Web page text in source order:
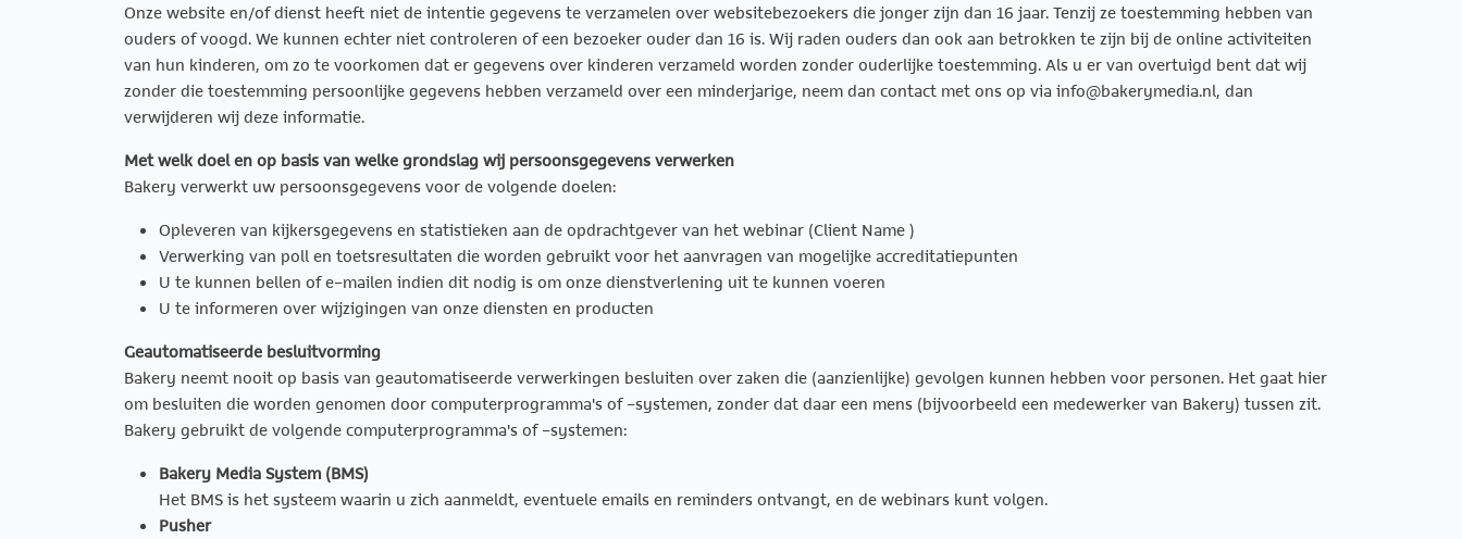
Onze website en/of dienst heeft niet de intentie gegevens te verzamelen over websitebezoekers die jonger zijn dan 16 jaar. Tenzij ze toestemming hebben van
ouders of voogd. We kunnen echter niet controleren of een bezoeker ouder dan 16 is. Wij raden ouders dan ook aan betrokken te zijn bij de online activiteiten
van hun kinderen, om zo te voorkomen dat er gegevens over kinderen verzameld worden zonder ouderlijke toestemming. Als u er van overtuigd bent dat wij
zonder die toestemming persoonlijke gegevens hebben verzameld over een minderjarige, neem dan contact met ons op via info@bakerymedia.nl, dan
verwijderen wij deze informatie.
Met welk doel en op basis van welke grondslag wij persoonsgegevens verwerken
Bakery verwerkt uw persoonsgegevens voor de volgende doelen:
Opleveren van kijkersgegevens en statistieken aan de opdrachtgever van het webinar (Client Name )
Verwerking van poll en toetsresultaten die worden gebruikt voor het aanvragen van mogelijke accreditatiepunten
U te kunnen bellen of e-mailen indien dit nodig is om onze dienstverlening uit te kunnen voeren
U te informeren over wijzigingen van onze diensten en producten
Geautomatiseerde besluitvorming
Bakery neemt nooit op basis van geautomatiseerde verwerkingen besluiten over zaken die (aanzienlijke) gevolgen kunnen hebben voor personen. Het gaat hier
om besluiten die worden genomen door computerprogramma's of -systemen, zonder dat daar een mens (bijvoorbeeld een medewerker van Bakery) tussen zit.
Bakery gebruikt de volgende computerprogramma's of -systemen:
Bakery Media System (BMS)
Het BMS is het systeem waarin u zich aanmeldt, eventuele emails en reminders ontvangt, en de webinars kunt volgen.
Pusher